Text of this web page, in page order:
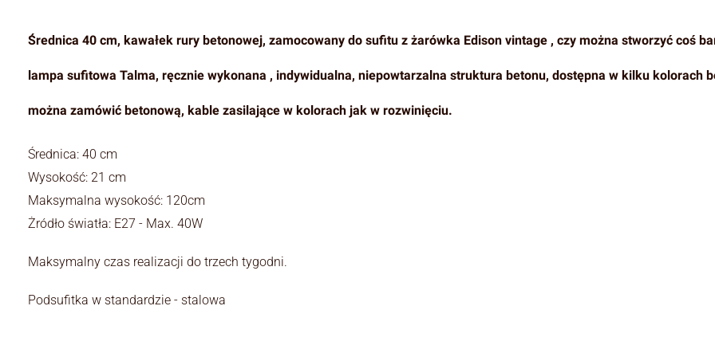
Średnica 40 cm, kawałek rury betonowej, zamocowany do sufitu z żarówka Edison vintage , czy można stworzyć coś
lampa sufitowa Talma, ręcznie wykonana , indywidualna, niepowtarzalna struktura betonu, dostępna w kilku kolorach
można zamówić betonową, kable zasilające w kolorach jak w rozwinięciu.
Średnica: 40 cm
Wysokość: 21 cm
Maksymalna wysokość: 120cm
Żródło światła: E27 - Max. 40W
Maksymalny czas realizacji do trzech tygodni.
Podsufitka w standardzie - stalowa